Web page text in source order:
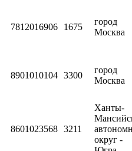
7812016906 1675
город
Москва
8901010104 3300
город
Москва
8601023568 3211
Ханты-
округ -